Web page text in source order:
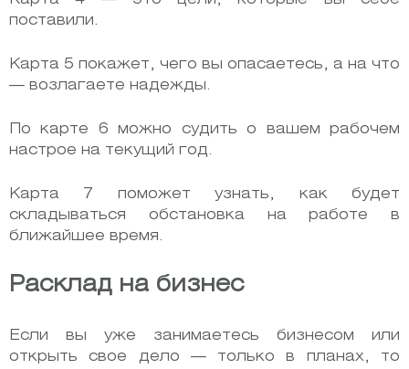
поставили.
Карта 5 покажет, чего вы опасаетесь, а на что
— возлагаете надежды.
По карте 6 можно судить о вашем рабочем
настрое на текущий год.
Карта 7 поможет узнать, как будет
складываться обстановка на работе в
ближайшее время.
Расклад на бизнес
Если вы уже занимаетесь бизнесом или
открыть свое дело — только в планах, то